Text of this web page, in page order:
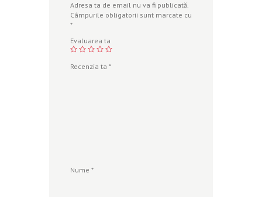
Adresa ta de email nu va fi publicată.
Câmpurile obligatorii sunt marcate cu
*
Evaluarea ta
Recenzia ta *
Nume *